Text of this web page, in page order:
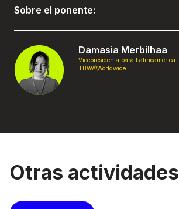
Sobre el ponente:
Damasia Merbilhaa
Vicepresidenta para Latinoamérica
TBWA\Worldwide
Otras actividades